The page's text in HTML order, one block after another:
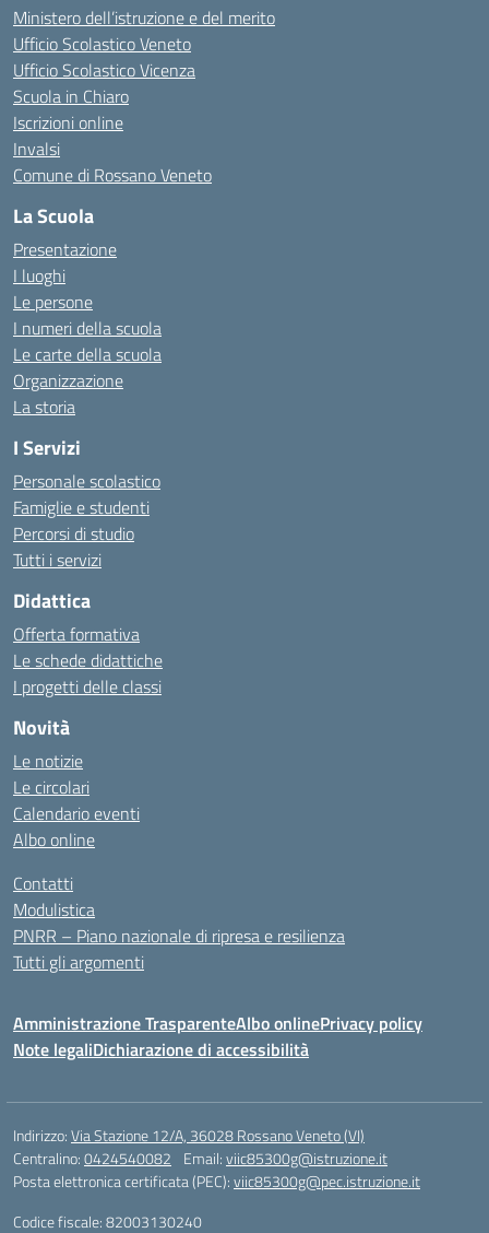
Ministero dell’istruzione e del merito
Ufficio Scolastico Veneto
Ufficio Scolastico Vicenza
Scuola in Chiaro
Iscrizioni online
Invalsi
Comune di Rossano Veneto
La Scuola
Presentazione
I luoghi
Le persone
I numeri della scuola
Le carte della scuola
Organizzazione
La storia
I Servizi
Personale scolastico
Famiglie e studenti
Percorsi di studio
Tutti i servizi
Didattica
Offerta formativa
Le schede didattiche
I progetti delle classi
Novità
Le notizie
Le circolari
Calendario eventi
Albo online
Contatti
Modulistica
PNRR – Piano nazionale di ripresa e resilienza
Tutti gli argomenti
Amministrazione TrasparenteAlbo onlinePrivacy policy
Note legaliDichiarazione di accessibilità
Indirizzo:Via Stazione 12/A, 36028 Rossano Veneto (VI)
Centralino:0424540082 Email:viic85300g@istruzione.it
Posta elettronica certificata (PEC):viic85300g@pec.istruzione.it
Codice fiscale: 82003130240